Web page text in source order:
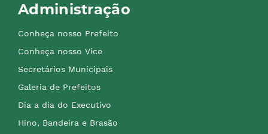
Administração
Conheça nosso Prefeito
Conheça nosso Vice
Secretários Municipais
Galeria de Prefeitos
Dia a dia do Executivo
Hino, Bandeira e Brasão